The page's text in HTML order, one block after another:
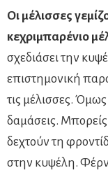
Οι μέλισσες
κεχριμπαρένιο
σχεδιάσει την
επιστημονική
τις μέλισσες. Όμως
δαμάσεις. Μπορείς
δεχτούν τη
στην κυψέλη.